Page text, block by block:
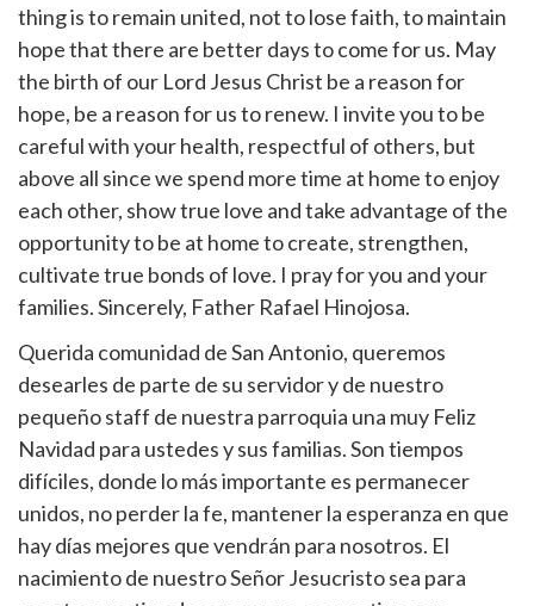
thing is to remain united, not to lose faith, to maintain
hope that there are better days to come for us. May
the birth of our Lord Jesus Christ be a reason for
hope, be a reason for us to renew. I invite you to be
careful with your health, respectful of others, but
above all since we spend more time at home to enjoy
each other, show true love and take advantage of the
opportunity to be at home to create, strengthen,
cultivate true bonds of love. I pray for you and your
families. Sincerely, Father Rafael Hinojosa.
Querida comunidad de San Antonio, queremos
desearles de parte de su servidor y de nuestro
pequeño staff de nuestra parroquia una muy Feliz
Navidad para ustedes y sus familias. Son tiempos
difíciles, donde lo más importante es permanecer
unidos, no perder la fe, mantener la esperanza en que
hay días mejores que vendrán para nosotros. El
nacimiento de nuestro Señor Jesucristo sea para